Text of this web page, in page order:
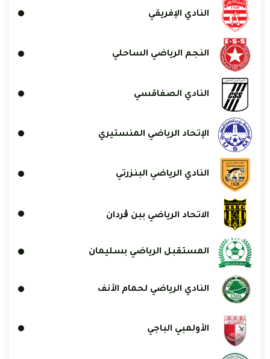
النادي الإفريقي
النجم الرياضي الساحلي
النادي الصفاقسي
الإتحاد الرياضي المنستيري
النادي الرياضي البنزرتي
الاتحاد الرياضي ببن ڨردان
المستقبل الرياضي بسليمان
النادي الرياضي لحمام الأنف
الأولمبي الباجي